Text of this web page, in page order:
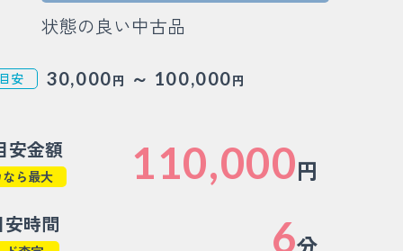
状態の良い中古品
安 30,000円 ～ 100,000円
安金額
ら最大 110,000円
時間 6分